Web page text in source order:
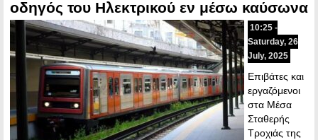
οδηγός του Ηλεκτρικού εν μέσω καύσωνα
10:25 -
Saturday, 26
July, 2025
Επιβάτες και
εργαζόμενοι
στα Μέσα
Σταθερής
Τροχιάς της